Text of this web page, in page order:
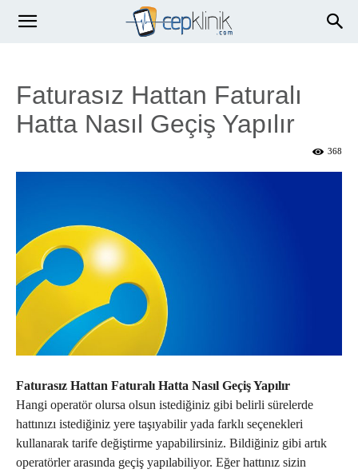
Faturasız Hattan Faturalı
Hatta Nasıl Geçiş Yapılır
368
Faturasız Hattan Faturalı Hatta Nasıl Geçiş Yapılır
Hangi operatör olursa olsun istediğiniz gibi belirli sürelerde
hattınızı istediğiniz yere taşıyabilir yada farklı seçenekleri
kullanarak tarife değiştirme yapabilirsiniz. Bildiğiniz gibi artık
operatörler arasında geçiş yapılabiliyor. Eğer hattınız sizin